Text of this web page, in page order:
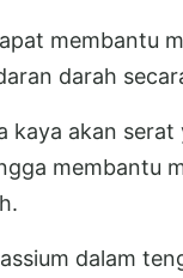
membantu
darah
kaya akan
membantu
dalam